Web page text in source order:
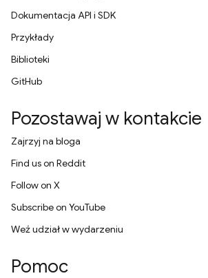
Dokumentacja API i SDK
Przykłady
Biblioteki
GitHub
Pozostawaj w kontakcie
Zajrzyj na bloga
Find us on Reddit
Follow on X
Subscribe on YouTube
Weź udział w wydarzeniu
Pomoc